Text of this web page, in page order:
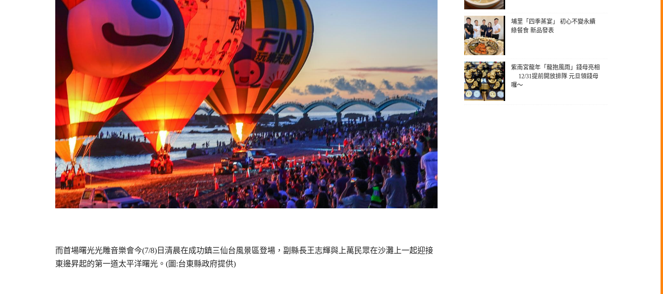
而首場曙光光雕音樂會今(7/8)日清晨在成功鎮三仙台風景區登場，副縣長王志輝與上萬民眾在沙灘上一起迎接
東邊昇起的第一道太平洋曙光。(圖:台東縣政府提供)
埔里「四季蒸宴」 初心不變永續
綠餐食 新品發表
紫南宮龍年「龍抱風雨」錢母亮相
12/31提前開放排隊 元旦領錢母
囉～